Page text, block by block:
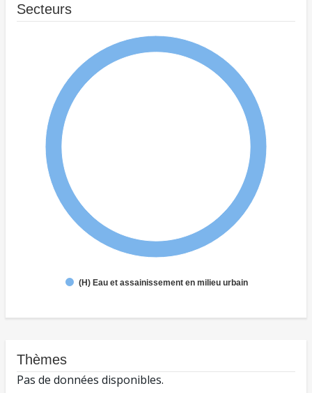
Secteurs
(H) Eau et assainissement en milieu urbain
Thèmes
Pas de données disponibles.